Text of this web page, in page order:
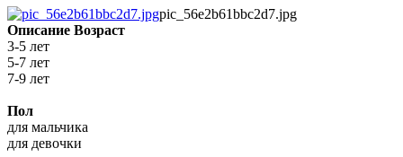
pic_56e2b61bbc2d7.jpg
Описание Возраст
3-5 лет
5-7 лет
7-9 лет
Пол
для мальчика
для девочки